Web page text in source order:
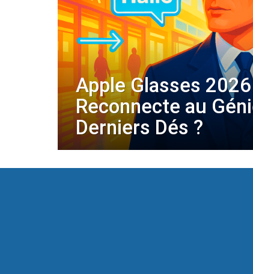
Apple Glasses
Reconnecte au
Derniers Dés ?